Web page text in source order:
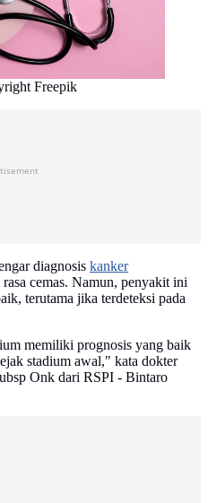
Freepik
diagnosis kanker
cemas. Namun, penyakit ini
terutama jika terdeteksi pada
memiliki prognosis yang baik
stadium awal," kata dokter
Onk dari RSPI - Bintaro